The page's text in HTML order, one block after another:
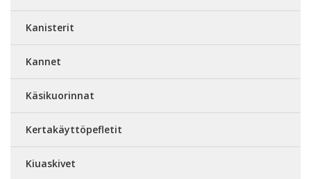
Kanisterit
Kannet
Käsikuorinnat
Kertakäyttöpefletit
Kiuaskivet